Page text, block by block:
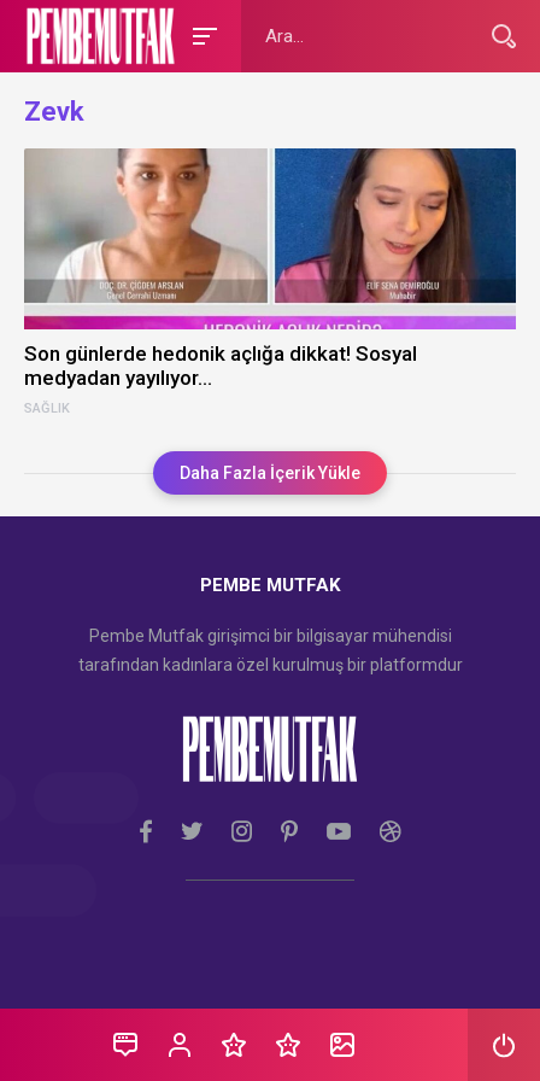
Zevk
SAĞLIK
Son günlerde hedonik açlığa dikkat! Sosyal
medyadan yayılıyor…
Daha Fazla İçerik Yükle
PEMBE MUTFAK
Pembe Mutfak girişimci bir bilgisayar mühendisi
tarafından kadınlara özel kurulmuş bir platformdur